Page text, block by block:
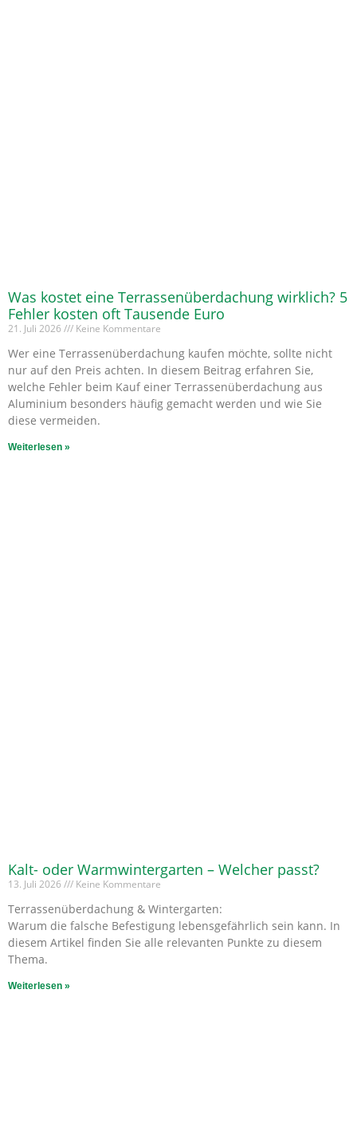
Was kostet eine Terrassenüberdachung wirklich? 5
Fehler kosten oft Tausende Euro
21. Juli 2026 Keine Kommentare
Wer eine Terrassenüberdachung kaufen möchte, sollte nicht
nur auf den Preis achten. In diesem Beitrag erfahren Sie,
welche Fehler beim Kauf einer Terrassenüberdachung aus
Aluminium besonders häufig gemacht werden und wie Sie
diese vermeiden.
Weiterlesen »
Kalt- oder Warmwintergarten – Welcher passt?
13. Juli 2026 Keine Kommentare
Terrassenüberdachung & Wintergarten:
Warum die falsche Befestigung lebensgefährlich sein kann. In
diesem Artikel finden Sie alle relevanten Punkte zu diesem
Thema.
Weiterlesen »